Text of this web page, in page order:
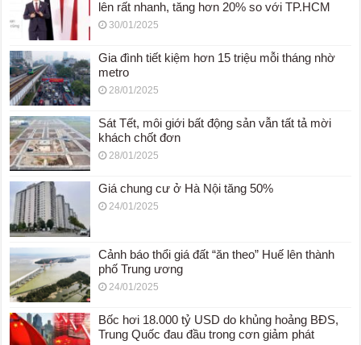
lên rất nhanh, tăng hơn 20% so với TP.HCM
30/01/2025
Gia đình tiết kiệm hơn 15 triệu mỗi tháng nhờ
metro
28/01/2025
Sát Tết, môi giới bất động sản vẫn tất tả mời
khách chốt đơn
28/01/2025
Giá chung cư ở Hà Nội tăng 50%
24/01/2025
Cảnh báo thổi giá đất “ăn theo” Huế lên thành
phố Trung ương
24/01/2025
Bốc hơi 18.000 tỷ USD do khủng hoảng BĐS,
Trung Quốc đau đầu trong cơn giảm phát